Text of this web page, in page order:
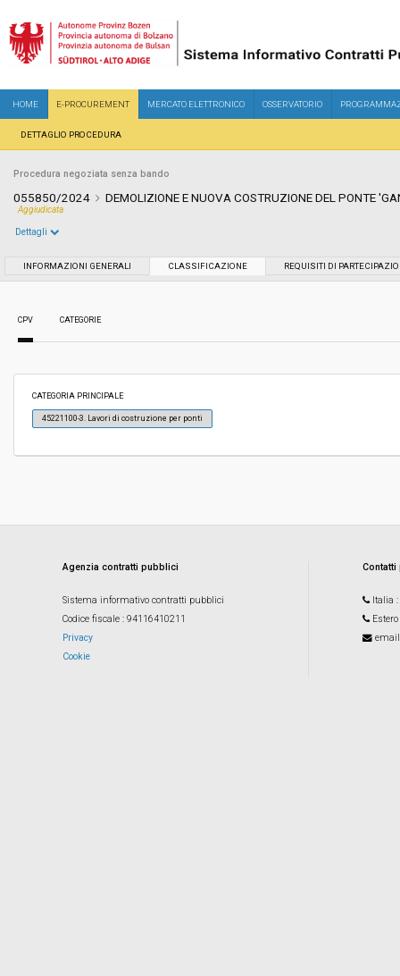
HOME E-PROCUREMENT MERCATO ELETTRONICO OSSERVATORIO
DETTAGLIO PROCEDURA
Procedura negoziata senza bando
055850/2024 DEMOLIZIONE E NUOVA COSTRUZIONE DEL PONTE
Aggiudicata
Data pubblicazione: 22/07/2024 11:21
Dettagli
INFORMAZIONI GENERALI CLASSIFICAZIONE REQUISITI DI
CPV CATEGORIE
CATEGORIA PRINCIPALE
45221100-3. Lavori di costruzione per ponti
Agenzia contratti pubblici
Sistema informativo contratti pubblici
Codice fiscale : 94116410211
Privacy
Cookie
Italia
Estero
email